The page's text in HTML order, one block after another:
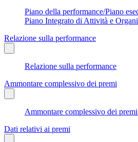
Piano della performance/Piano
Piano Integrato di Attività e
Relazione sulla performance
Relazione sulla performance
Ammontare complessivo dei premi
Ammontare complessivo dei
Dati relativi ai premi